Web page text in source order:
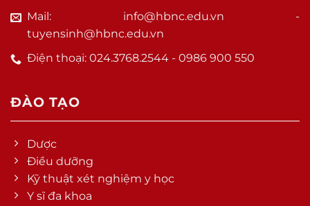
Mail: info@hbnc.edu.vn -
tuyensinh@hbnc.edu.vn
Điện thoại: 024.3768.2544 - 0986 900 550
ĐÀO TẠO
Dược
Điều dưỡng
Kỹ thuật xét nghiệm y học
Y sĩ đa khoa